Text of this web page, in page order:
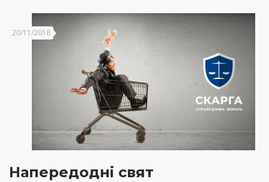
20/11/2018
Напередодні свят